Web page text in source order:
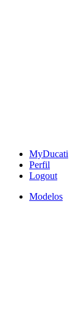
MyDucati
Perfil
Logout
Modelos